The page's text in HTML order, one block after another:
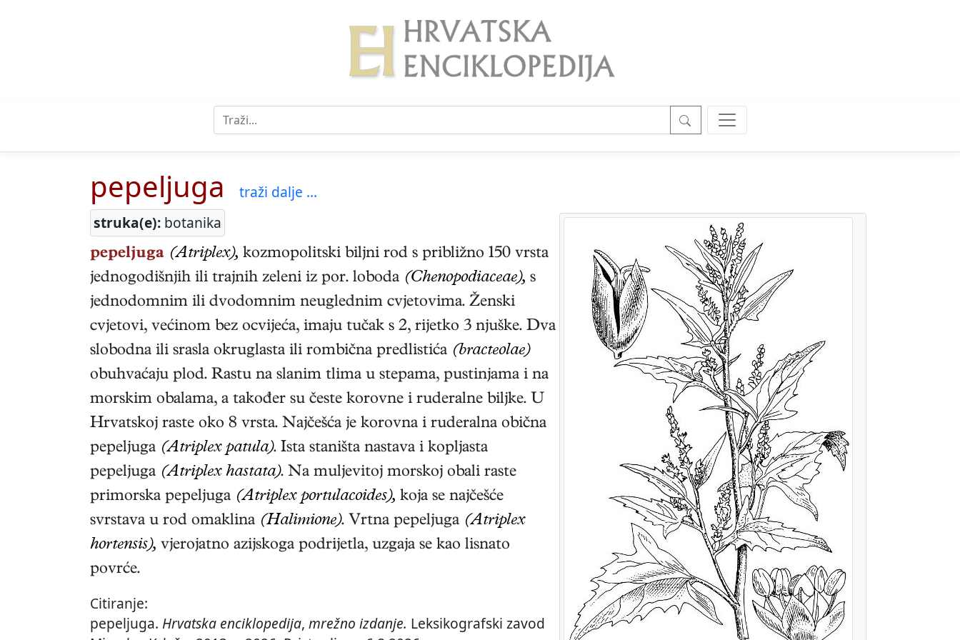
pepeljuga
traži dalje ...
struka(e): botanika
pepeljuga (Atriplex), kozmopolitski biljni rod s približno 150 vrsta
jednogodišnjih ili trajnih zeleni iz por. loboda (Chenopodiaceae), s
jednodomnim ili dvodomnim neuglednim cvjetovima. Ženski
cvjetovi, većinom bez ocvijeća, imaju tučak s 2, rijetko 3 njuške. Dva
slobodna ili srasla okruglasta ili rombična predlistića (bracteolae)
obuhvaćaju plod. Rastu na slanim tlima u stepama, pustinjama i na
morskim obalama, a također su česte korovne i ruderalne biljke. U
Hrvatskoj raste oko 8 vrsta. Najčešća je korovna i ruderalna obična
pepeljuga (Atriplex patula). Ista staništa nastava i kopljasta
pepeljuga (Atriplex hastata). Na muljevitoj morskoj obali raste
primorska pepeljuga (Atriplex portulacoides), koja se najčešće
svrstava u rod omaklina (Halimione). Vrtna pepeljuga (Atriplex
hortensis), vjerojatno azijskoga podrijetla, uzgaja se kao lisnato
povrće.
Citiranje:
pepeljuga. Hrvatska enciklopedija, mrežno izdanje. Leksikografski zavod